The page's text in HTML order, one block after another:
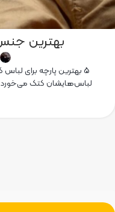
بهترین
5 بهترین پارچه برای
لباس‌هایشان کتک